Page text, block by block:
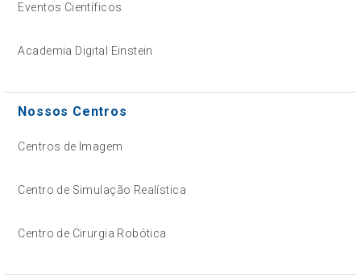
Eventos Científicos
Academia Digital Einstein
Nossos Centros
Centros de Imagem
Centro de Simulação Realística
Centro de Cirurgia Robótica